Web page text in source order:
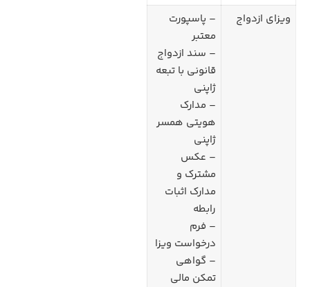
ویزای ازدواج
– پاسپورت
معتبر
– سند ازدواج
قانونی با تبعه
ژاپنی
– مدارک
هویتی همسر
ژاپنی
– عکس
مشترک و
مدارک اثبات
رابطه
– فرم
درخواست ویزا
– گواهی
تمکن مالی